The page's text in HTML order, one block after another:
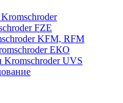
FZE
KFM, RFM
ЕКО
Kromschroder UVS